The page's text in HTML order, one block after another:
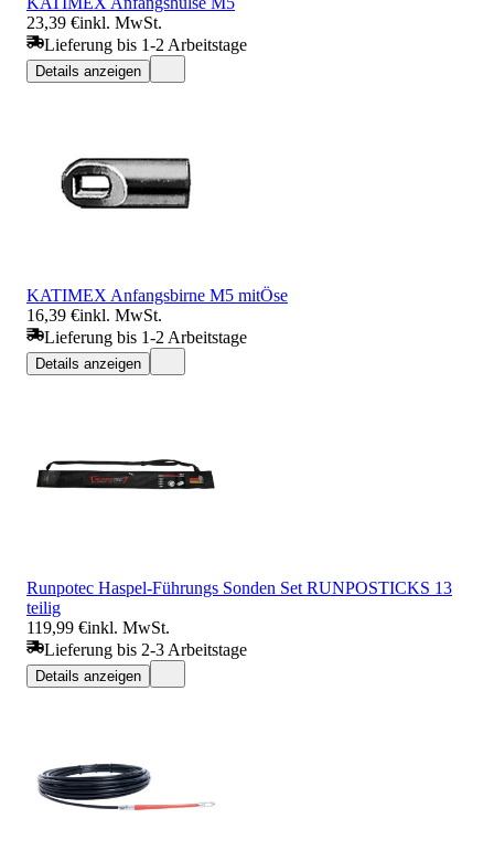
23,39 €inkl. MwSt.
Lieferung bis 1-2 Arbeitstage
Details anzeigen
KATIMEX Anfangsbirne M5 mitÖse
16,39 €inkl. MwSt.
Lieferung bis 1-2 Arbeitstage
Details anzeigen
Runpotec Haspel-Führungs Sonden Set RUNPOSTICKS 13
teilig
119,99 €inkl. MwSt.
Lieferung bis 2-3 Arbeitstage
Details anzeigen